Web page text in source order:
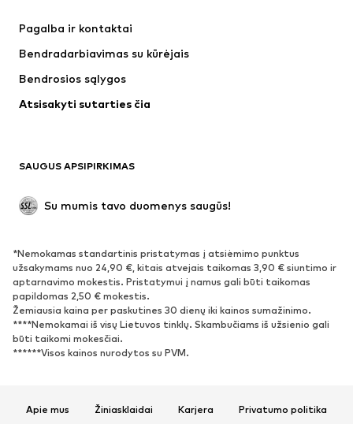
Marškinėliai ir palaidinės
Striukės
Megztiniai ir megzti drabužiai
Apatiniai
Paltai
Proginiai
Išskirtiniai
BATAI
Naujienos
Šiuo metu paklausu
Sportbačiai
Aulinukai
Batai su kulniukais
Auliniai batai
Basutės ir šlepetės
Bateliai
Įsispiriami bateliai
Pagalba ir kontaktai
Bendradarbiavimas su kūrėjais
Bendrosios sąlygos
Atsisakyti sutarties čia
SAUGUS APSIPIRKIMAS
Su mumis tavo duomenys saugūs!
*Nemokamas standartinis pristatymas į atsiėmimo punktus
užsakymams nuo 24,90 €, kitais atvejais taikomas 3,90 € siuntimo ir
aptarnavimo mokestis. Pristatymui į namus gali būti taikomas
papildomas 2,50 € mokestis.
Žemiausia kaina per paskutines 30 dienų iki kainos sumažinimo.
****Nemokamai iš visų Lietuvos tinklų. Skambučiams iš užsienio gali
būti taikomi mokesčiai.
******Visos kainos nurodytos su PVM.
Apie mus Žiniasklaidai Karjera Privatumo politika